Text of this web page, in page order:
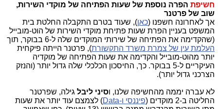
חשיפת הפרה נוספת של שעות הפתיחה של מוקדי השירות,
שוב של פרטנר
אך לאחרונה חשפנו (כאן), שעוד בטרם התקבלה החלטת בית
המשפט בעניין הפרת שעות פתיחת מוקדי השירות של הוט-מובייל
(שהקדימה את הפתיחה של שירותי המוקדים שלה ל-6 בבוקר, תוך
העלמת עין של צמרת משרד התקשורת), פרטנר הייתה פיקחית
יותר מהוט-מובייל והקדימה את שעות הפתיחה של מוקדיה
העיקריים ל-5 בבוקר. כך, החיסכון הכלכלי שלה גדול יותר (והנזק
הצרכני גדול יותר).
לא עברה יממה מהחשיפה שלנו, וסיני ליבל גילה, שפרטנר
החליטה ב-2 מוקדים (
פיננסי ו-Data
) לצמצם עוד יותר את שעות